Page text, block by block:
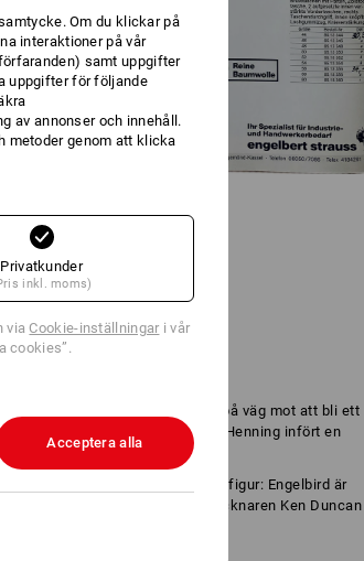
och
i
tappade fjädrarna under 2020 – på väg mot att bli ett
har barnbarnen Steffen och Henning infört en
bildmärkning.
sin comeback som tecknad figur: Engelbird är
skapats av den kände Disney-tecknaren Ken Duncan
Om du klickar på
interaktioner på vår
samt uppgifter
uppgifter för följande
av annonser och innehåll.
metoder genom att klicka
Privatkunder
inkl. moms)
viaCookie-inställningar i vår
cookies”.
Acceptera alla